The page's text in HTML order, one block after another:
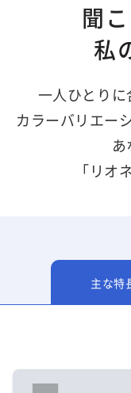
聞
私
一人ひとり
カラーバリエー
「リオ
主な特